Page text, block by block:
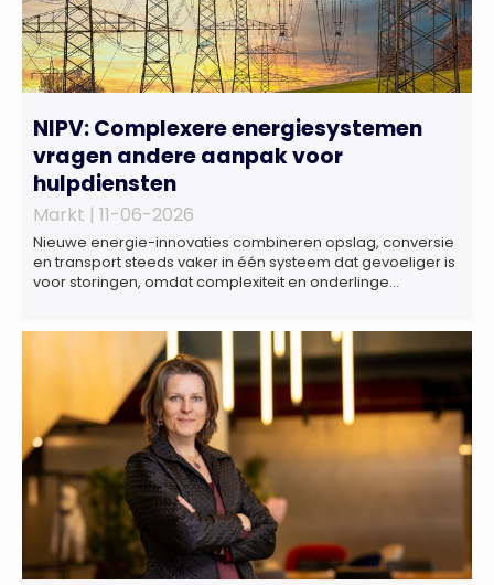
NIPV: Complexere energiesystemen
vragen andere aanpak voor
hulpdiensten
Markt | 11-06-2026
Nieuwe energie-innovaties combineren opslag, conversie
en transport steeds vaker in één systeem dat gevoeliger is
voor storingen, omdat complexiteit en onderlinge
energietransitie. Het NIPV onderzocht zes innovaties met
potentieel grote invloed op het toekomstige
energiesysteem. Het betreft systemen waarbij elektriciteit